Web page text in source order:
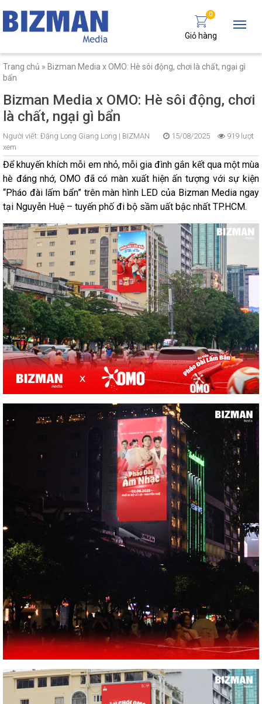
0
Giỏ hàng
Trang chủ » Bizman Media x OMO: Hè sôi động, chơi là chất, ngại gì
bẩn
Bizman Media x OMO: Hè sôi động, chơi
là chất, ngại gì bẩn
Người viết: Đặng Long Giang Long | BIZMAN 15/08/2025
919 lượt
xem
Để khuyến khích mỗi em nhỏ, mỗi gia đình gắn kết qua một mùa
hè đáng nhớ, OMO đã có màn xuất hiện ấn tượng với sự kiện
“Pháo đài lấm bẩn” trên màn hình LED của Bizman Media ngay
tại Nguyễn Huệ – tuyến phố đi bộ sầm uất bậc nhất TP.HCM.